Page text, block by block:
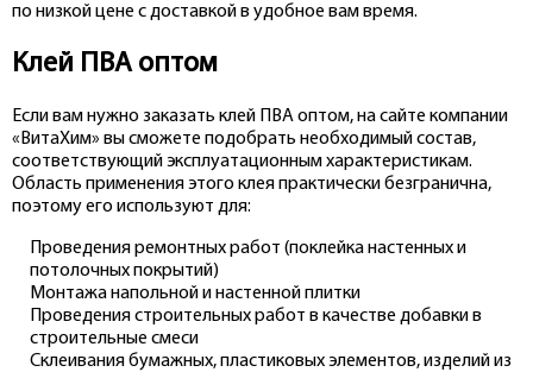
по низкой цене с доставкой в удобное вам время.
Клей ПВА оптом
Если вам нужно заказать клей ПВА оптом, на сайте компании
«ВитаХим» вы сможете подобрать необходимый состав,
соответствующий эксплуатационным характеристикам.
Область применения этого клея практически безгранична,
поэтому его используют для:
Проведения ремонтных работ (поклейка настенных и
потолочных покрытий)
Монтажа напольной и настенной плитки
Проведения строительных работ в качестве добавки в
строительные смеси
Склеивания бумажных, пластиковых элементов, изделий из